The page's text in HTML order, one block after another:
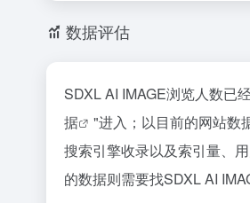
数据评估
SDXL AI IMAGE浏览人数已
据
"进入；以目前的网站数
搜索引擎收录以及索引量、
的数据则需要找SDXL AI